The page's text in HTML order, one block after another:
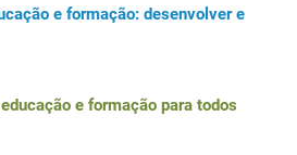
e formação: desenvolver e
e formação para todos